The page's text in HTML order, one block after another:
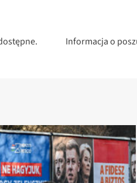
Informacja o